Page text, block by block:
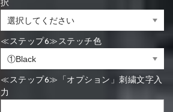
択
≪ステップ6≫ステッチ色
≪ステップ6≫「オプション」刺繍文字入
力